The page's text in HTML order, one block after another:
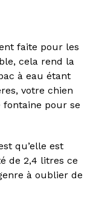
faite pour les
cela rend la
à eau étant
votre chien
fontaine pour se
qu’elle est
de 2,4 litres ce
à oublier de